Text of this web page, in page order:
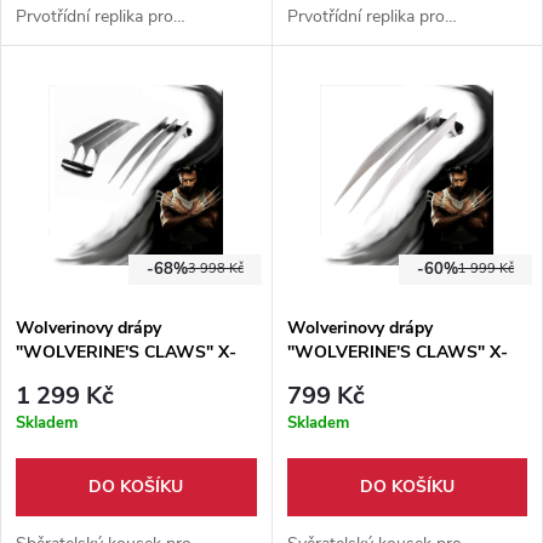
Prvotřídní replika pro
opravdové fanoušky. Hmotnost
Prvotřídní replika pro
opravdové fanoušky. Hmotnost
3 998 Kč
-68%
Wolverinovy drápy
"WOLVERINE'S CLAWS" X-
1 299 Kč
Skladem
DO KOŠÍKU
1 999 Kč
-60%
Wolverinovy drápy
"WOLVERINE'S CLAWS" X-
799 Kč
Skladem
DO KOŠÍKU